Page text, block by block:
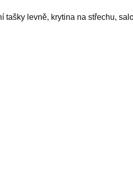
tašky levně, krytina na střechu,